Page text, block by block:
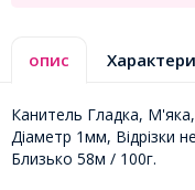
опис
Канитель Гладка,
Діаметр 1мм, Відрізки
Близько 58м / 100г.